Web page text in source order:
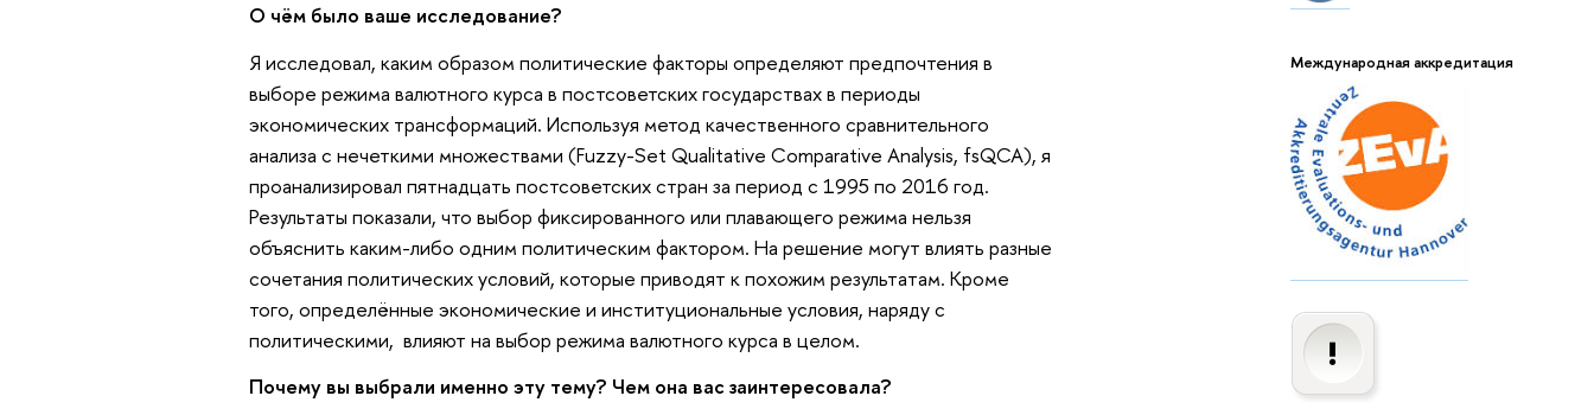
Международная аккредитация
О чём было ваше исследование?
Я исследовал, каким образом политические факторы определяют предпочтения в
выборе режима валютного курса в постсоветских государствах в периоды
экономических трансформаций. Используя метод качественного сравнительного
анализа с нечеткими множествами (Fuzzy-Set Qualitative Comparative Analysis, fsQCA), я
проанализировал пятнадцать постсоветских стран за период с 1995 по 2016 год.
Результаты показали, что выбор фиксированного или плавающего режима нельзя
объяснить каким-либо одним политическим фактором. На решение могут влиять разные
сочетания политических условий, которые приводят к похожим результатам. Кроме
того, определённые экономические и институциональные условия, наряду с
политическими, влияют на выбор режима валютного курса в целом.
Почему вы выбрали именно эту тему? Чем она вас заинтересовала?